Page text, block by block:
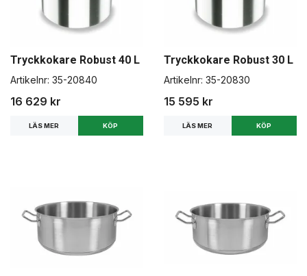
Tryckkokare Robust 40 L
Artikelnr: 35-20840
16 629 kr
LÄS MER
Tryckkokare Robust 30 L
Artikelnr: 35-20830
15 595 kr
LÄS MER